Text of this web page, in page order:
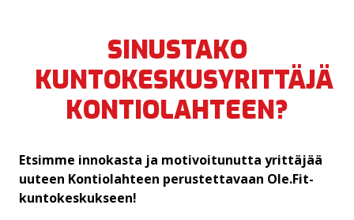
SINUSTAKO
KUNTOKESKUSYRITTÄJÄ
KONTIOLAHTEEN?
Etsimme innokasta ja motivoitunutta yrittäjää
uuteen Kontiolahteen perustettavaan Ole.Fit-
kuntokeskukseen!
NIINA NEVALAINEN
CHRISTEL VIITANEN